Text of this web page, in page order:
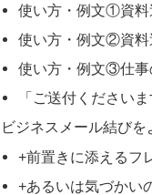
使い方・例文①資料
使い方・例文②資料
使い方・例文③仕事
「ご送付ください
ビジネスメール結び
+前置きに添えるフ
+あるいは気づかい